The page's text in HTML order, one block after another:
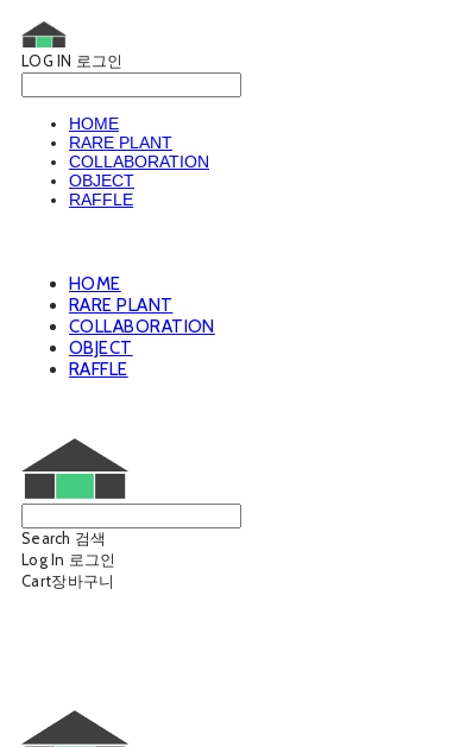
LOG IN 로그인
HOME
RARE PLANT
COLLABORATION
OBJECT
RAFFLE
HOME
RARE PLANT
COLLABORATION
OBJECT
RAFFLE
Search 검색
Log In 로그인
Cart장바구니